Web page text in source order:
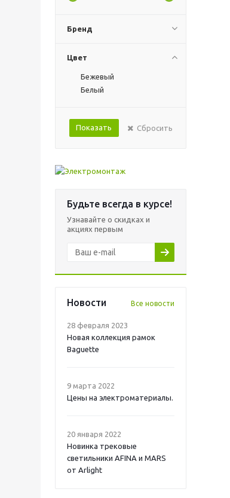
Бренд
Цвет
Бежевый
Белый
Показать Сбросить
Будьте всегда в курсе!
Узнавайте о скидках и
акциях первым
Новости Все новости
28 февраля 2023
Новая коллекция рамок
Baguette
9 марта 2022
Цены на электроматериалы.
20 января 2022
Новинка трековые
светильники AFINA и MARS
от Arlight